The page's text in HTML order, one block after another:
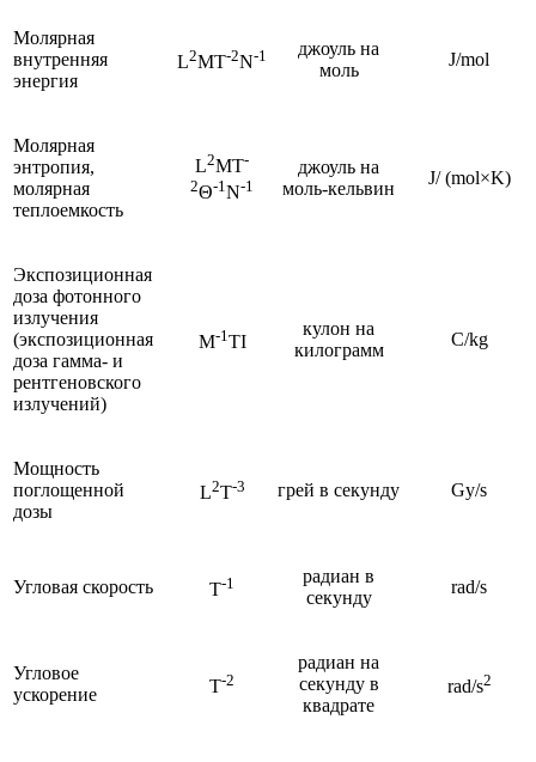
Молярная
внутренняя
энергия
L2MT-2N-1
джоуль на
моль
J/mol
Молярная
энтропия,
молярная
теплоемкость
L2MT-
2Θ-1N-1
джоуль на
моль-кельвин
J/ (mol×K)
Экспозиционная
доза фотонного
излучения
(экспозиционная
доза гамма- и
рентгеновского
излучений)
M-1 TI
кулон на
килограмм
C/kg
Мощность
поглощенной
дозы
L2T-3 грей в секунду Gy/s
Угловая скорость T-1
радиан в
секунду
rad/s
Угловое
ускорение
T-2
радиан на
секунду в
квадрате
rad/s2